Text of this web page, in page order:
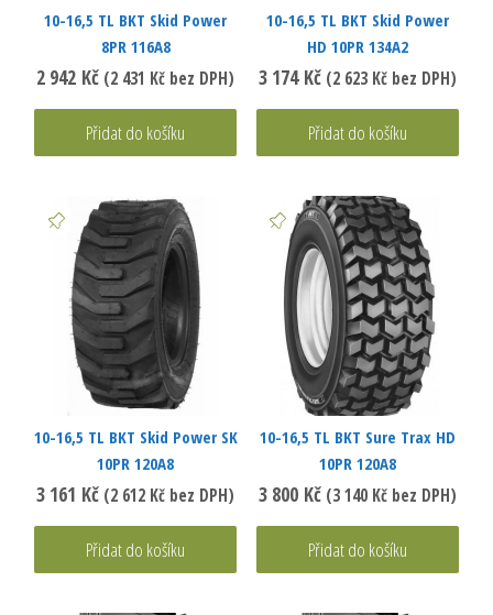
10-16,5 TL BKT Skid Power
8PR 116A8
2 942 Kč (2 431 Kč bez DPH)
Přidat do košíku
10-16,5 TL BKT Skid Power
HD 10PR 134A2
3 174 Kč (2 623 Kčbez DPH)
Přidat do košíku
10-16,5 TL BKT Skid Power SK
10PR 120A8
3 161 Kč (2 612 Kč bez DPH)
Přidat do košíku
10-16,5 TL BKT Sure Trax HD
10PR 120A8
3 800 Kč (3 140 Kčbez DPH)
Přidat do košíku